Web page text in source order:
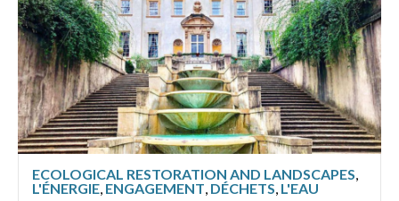
ECOLOGICAL RESTORATION AND LANDSCAPES,
L'ÉNERGIE, ENGAGEMENT, DÉCHETS, L'EAU